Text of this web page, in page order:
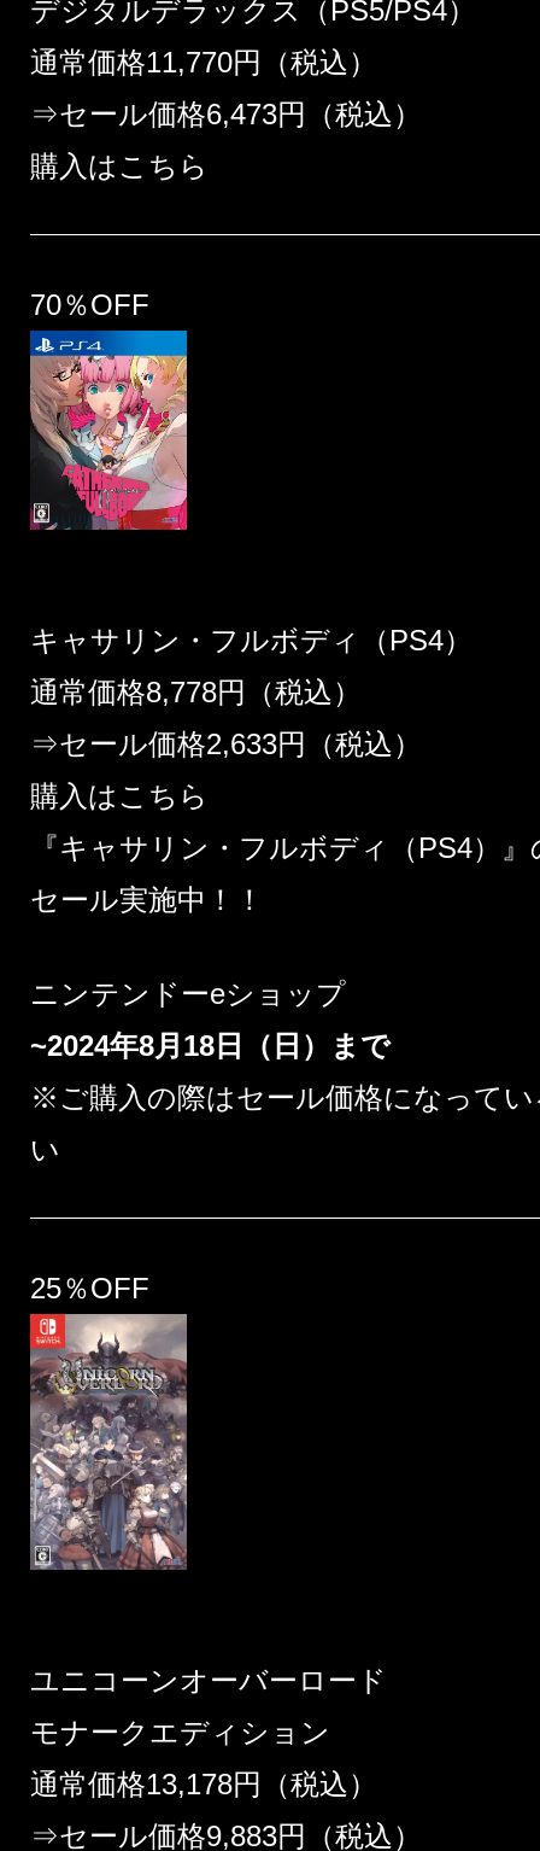
デジタルデラックス（PS5/PS4）
通常価格11,770円（税込）
⇒セール価格6,473円（税込）
購入はこちら
70％OFF
キャサリン・フルボディ（PS4）
通常価格8,778円（税込）
⇒セール価格2,633円（税込）
購入はこちら
『キャサリン・フルボディ（PS4）
セール実施中！！
ニンテンドーeショップ
~2024年8月18日（日）まで
※ご購入の際はセール価格になって
い
25％OFF
ユニコーンオーバーロード
モナークエディション
通常価格13,178円（税込）
⇒セール価格9,883円（税込）